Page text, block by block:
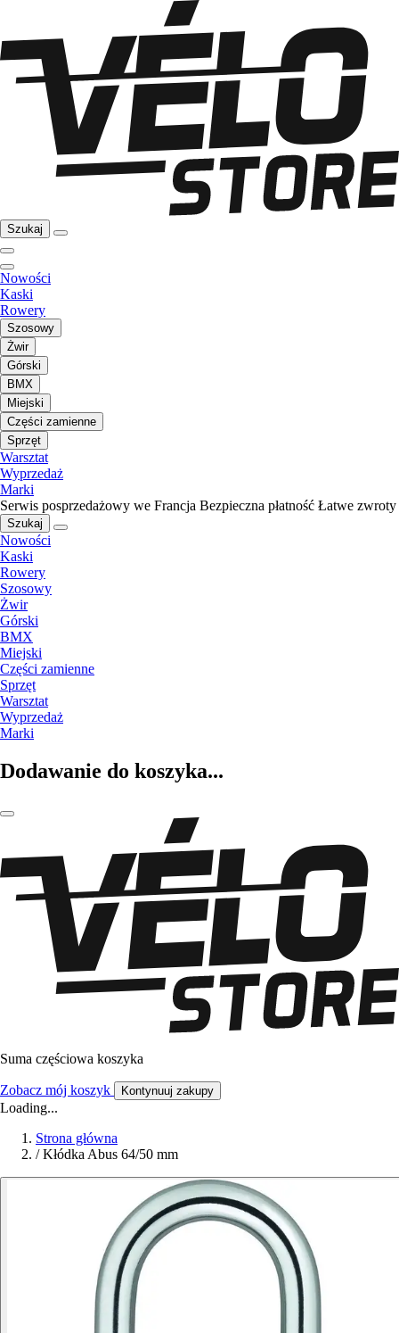
Szukaj
Nowości
Kaski
Rowery
Szosowy
Żwir
Górski
BMX
Miejski
Części zamienne
Sprzęt
Warsztat
Wyprzedaż
Marki
Serwis posprzedażowy we Francja Bezpieczna płatność Łatwe zwroty
Szukaj
Nowości
Kaski
Rowery
Szosowy
Żwir
Górski
BMX
Miejski
Części zamienne
Sprzęt
Warsztat
Wyprzedaż
Marki
Dodawanie do koszyka...
Suma częściowa koszyka
Zobacz mój koszyk Kontynuuj zakupy
Loading...
Strona główna
/ Kłódka Abus 64/50 mm